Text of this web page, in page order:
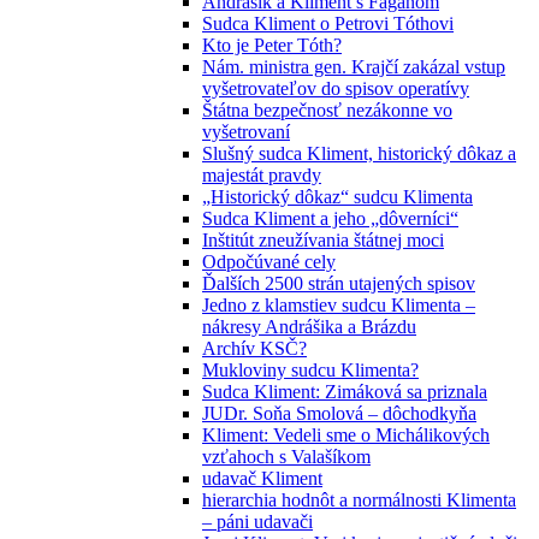
Sudca Kliment o Petrovi Tóthovi
Kto je Peter Tóth?
Nám. ministra gen. Krajčí zakázal vstup
vyšetrovateľov do spisov operatívy
Štátna bezpečnosť nezákonne vo
vyšetrovaní
Slušný sudca Kliment, historický dôkaz a
majestát pravdy
„Historický dôkaz“ sudcu Klimenta
Sudca Kliment a jeho „dôverníci“
Inštitút zneužívania štátnej moci
Odpočúvané cely
Ďalších 2500 strán utajených spisov
Jedno z klamstiev sudcu Klimenta –
nákresy Andrášika a Brázdu
Archív KSČ?
Mukloviny sudcu Klimenta?
Sudca Kliment: Zimáková sa priznala
JUDr. Soňa Smolová – dôchodkyňa
Kliment: Vedeli sme o Michálikových
vzťahoch s Valašíkom
udavač Kliment
hierarchia hodnôt a normálnosti Klimenta
– páni udavači